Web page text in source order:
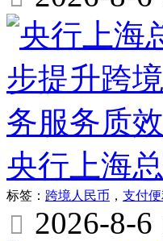
央行上海
标签： 跨境人民币 ， 支付
 2026-8-6